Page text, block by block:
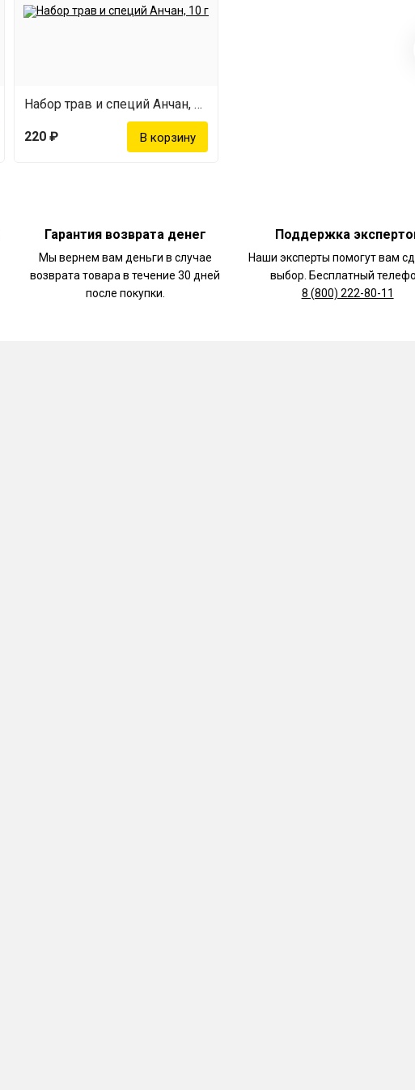
Набор трав и специй Анчан, 10 г
220 ₽
Гарантия возврата денег
Мы вернем вам деньги в случае
возврата товара в течение 30 дней
после покупки.
Поддержка
Наши эксперты помогут вам
выбор. Бесплатный
8 (800) 222-80-11